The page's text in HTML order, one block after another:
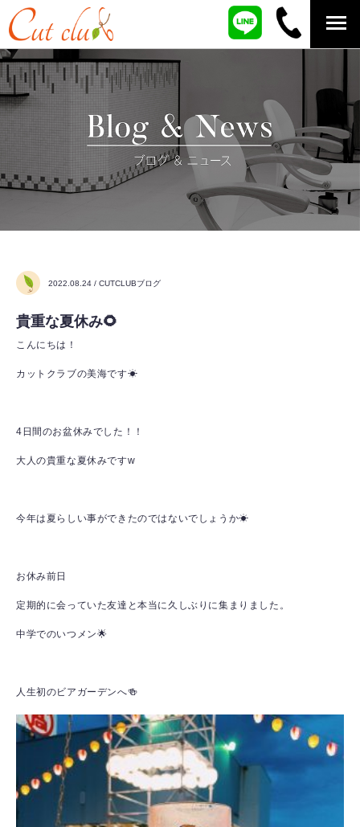
2022.08.24 / CUTCLUBブログ
貴重な夏休み🌻
こんにちは！
カットクラブの美海です☀
4日間のお盆休みでした！！
大人の貴重な夏休みですw
今年は夏らしい事ができたのではないでしょうか☀
お休み前日
定期的に会っていた友達と本当に久しぶりに集まりました。
中学でのいつメン🌟
人生初のビアガーデンへ🍻